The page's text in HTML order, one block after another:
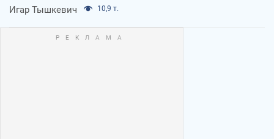
Игар Тышкевич 10,9 т.